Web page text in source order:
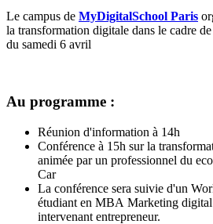
Le campus de MyDigitalSchool Paris
la transformation digitale dans le cadre
du samedi 6 avril
Au programme :
Réunion d'information à 14h
Conférence à 15h sur la
animée par un professionnel du
Car
La conférence sera suivie d'un
étudiant en MBA Marketing digital
intervenant entrepreneur.